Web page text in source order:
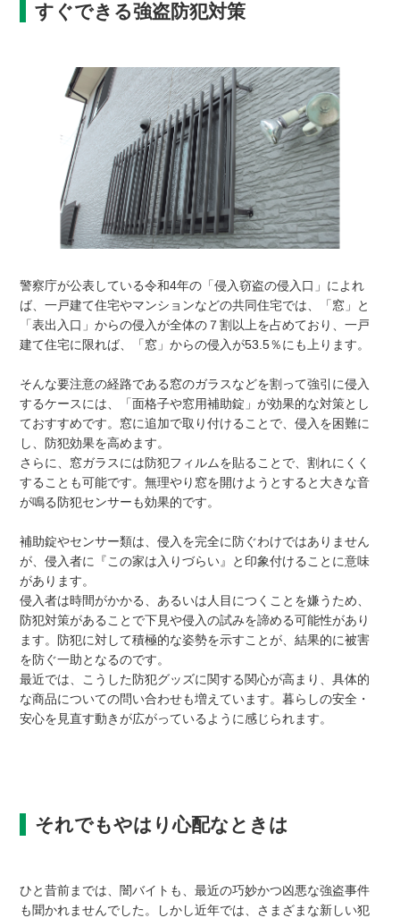
すぐできる強盗防犯対策
警察庁が公表している令和4年の「侵入窃盗の侵入口」によれ
ば、一戸建て住宅やマンションなどの共同住宅では、「窓」と
「表出入口」からの侵入が全体の７割以上を占めており、一戸
建て住宅に限れば、「窓」からの侵入が53.5％にも上ります。
そんな要注意の経路である窓のガラスなどを割って強引に侵入
するケースには、「面格子や窓用補助錠」が効果的な対策とし
ておすすめです。窓に追加で取り付けることで、侵入を困難に
し、防犯効果を高めます。
さらに、窓ガラスには防犯フィルムを貼ることで、割れにくく
することも可能です。無理やり窓を開けようとすると大きな音
が鳴る防犯センサーも効果的です。
補助錠やセンサー類は、侵入を完全に防ぐわけではありません
が、侵入者に『この家は入りづらい』と印象付けることに意味
があります。
侵入者は時間がかかる、あるいは人目につくことを嫌うため、
防犯対策があることで下見や侵入の試みを諦める可能性があり
ます。防犯に対して積極的な姿勢を示すことが、結果的に被害
を防ぐ一助となるのです。
最近では、こうした防犯グッズに関する関心が高まり、具体的
な商品についての問い合わせも増えています。暮らしの安全・
安心を見直す動きが広がっているように感じられます。
それでもやはり心配なときは
ひと昔前までは、闇バイトも、最近の巧妙かつ凶悪な強盗事件
も聞かれませんでした。しかし近年では、さまざまな新しい犯